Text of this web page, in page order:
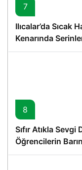
7
Ilıcalar’da Sıcak
Kenarında
8
Sıfır Atıkla
Öğrencilerin
Proje